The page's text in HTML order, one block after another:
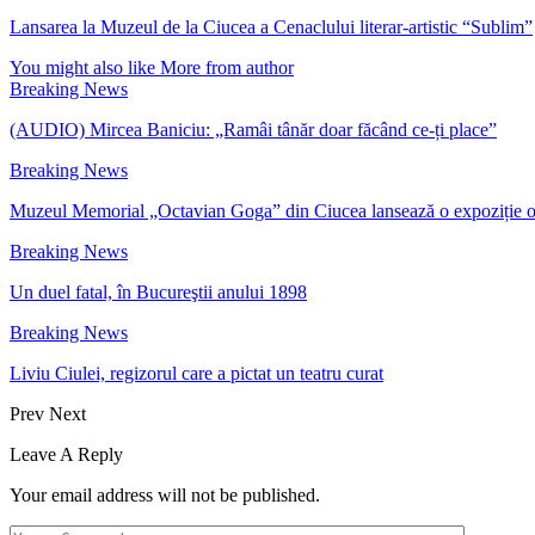
Lansarea la Muzeul de la Ciucea a Cenaclului literar-artistic “Sublim”
You might also like More from author
Breaking News
(AUDIO) Mircea Baniciu: „Ramâi tânăr doar făcând ce-ți place”
Breaking News
Muzeul Memorial „Octavian Goga” din Ciucea lansează o expoziție
Breaking News
Un duel fatal, în Bucureştii anului 1898
Breaking News
Liviu Ciulei, regizorul care a pictat un teatru curat
Prev Next
Leave A Reply
Your email address will not be published.